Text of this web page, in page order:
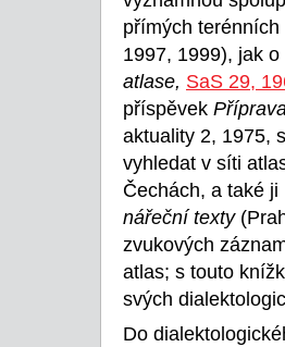
přímých
1997, 1999), jak
atlase, SaS 29,
příspěvek
aktuality 2, 1975,
vyhledat v síti
Čechách, a také
nářeční texty
zvukových
atlas; s touto
svých
Do